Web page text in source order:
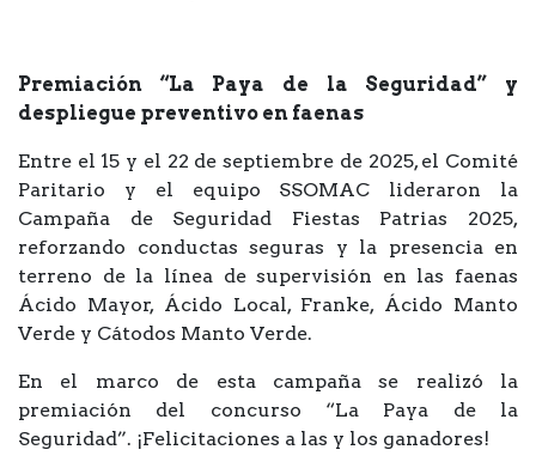
Premiación “La Paya de la Seguridad” y
despliegue preventivo en faenas
Entre el 15 y el 22 de septiembre de 2025, el Comité
Paritario y el equipo SSOMAC lideraron la
Campaña de Seguridad Fiestas Patrias 2025,
reforzando conductas seguras y la presencia en
terreno de la línea de supervisión en las faenas
Ácido Mayor, Ácido Local, Franke, Ácido Manto
Verde y Cátodos Manto Verde.
En el marco de esta campaña se realizó la
premiación del concurso “La Paya de la
Seguridad”. ¡Felicitaciones a las y los ganadores!